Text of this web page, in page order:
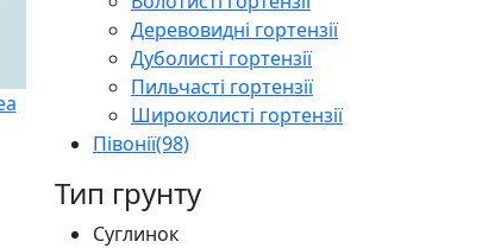
Деревовидні гортензії
Дуболисті гортензії
Пильчасті гортензії
Широколисті гортензії
Півонії(98)
Тип грунту
Суглинок